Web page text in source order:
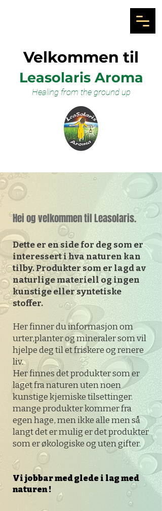
Velkommen til
Leasolaris Aroma
Healing from the ground up
Hei og velkommen til Leasolaris.
Dette er en side for deg som er
interessert i hva naturen kan
tilby. Produkter som er lagd av
naturlige materiell og ingen
kunstige eller syntetiske
stoffer.
Her finner du informasjon om
urter,planter og mineraler som vil
hjelpe deg til et friskere og renere
liv.
Her finnes det produkter som er
laget fra naturen uten noen
kunstige kjemiske tilsettinger.
mange produkter kommer fra
egen hage, men ikke alle men så
langt det er mulig er det produkter
som er økologiske og uten gifter.
Vi jobbar med glede i lag med
naturen !